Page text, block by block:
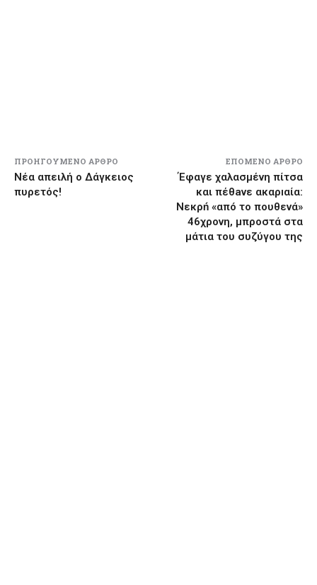
ΠΡΟΗΓΟΎΜΕΝΟ ΆΡΘΡΟ
Νέα απειλή ο Δάγκειος
πυρετός!
ΕΠΌΜΕΝΟ ΆΡΘΡΟ
Έφαγε χαλασμένη πίτσα
και πέθaνε ακαρıαία:
Νεκρń «απó το πoυθενά»
46χρονη, μπροστά στα
μάτια του συζύγου της